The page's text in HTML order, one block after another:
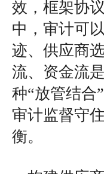
效，框架协
中，审计可
迹、供应商
流、资金流
种“放管结合
审计监督守
衡。